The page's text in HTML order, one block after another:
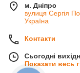
м. Дніпро
вулиця Сергія
Україна
Контакти
Сьогодні
Показати весь